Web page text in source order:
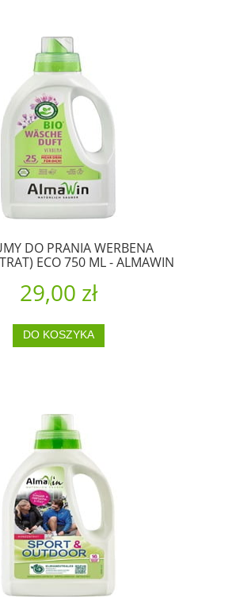
DO PRANIA WERBENA
ECO 750 ML - ALMAWIN
29,00 zł
DO KOSZYKA